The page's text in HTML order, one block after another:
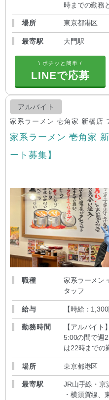
時までの勤務
場所 東京都港区
最寄駅 大門駅
\ ポチッと簡単 /
LINEで応募
アルバイト
家系ラーメン 壱角家 新橋店
家系ラーメン 壱角家
ート募集】
職種
家系ラーメン
タッフ
給与 【時給：
勤務時間
【アルバイ
5:00の間で週
は22時までの
場所 東京都港区
最寄駅
JR山手線・京
・横須賀線、